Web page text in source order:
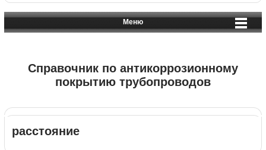
Меню
Справочник по антикоррозионному
покрытию трубопроводов
расстояние